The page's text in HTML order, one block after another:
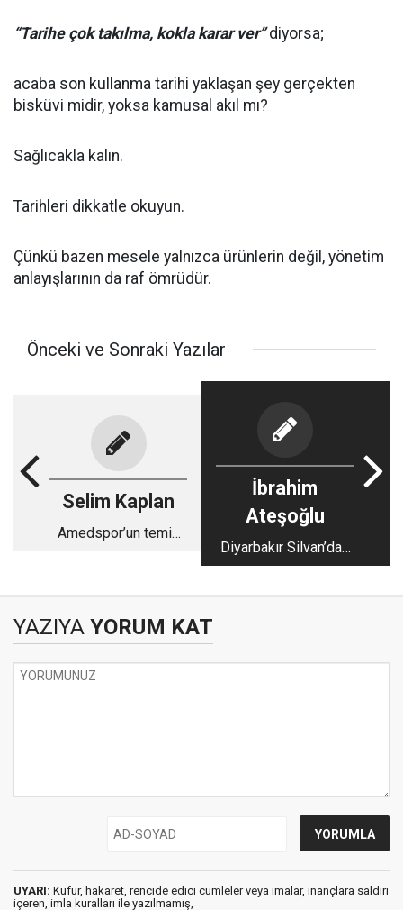
“Tarihe çok takılma, kokla karar ver”diyorsa;
acaba son kullanma tarihi yaklaşan şey gerçekten
bisküvi midir, yoksa kamusal akıl mı?
Sağlıcakla kalın.
Tarihleri dikkatle okuyun.
Çünkü bazen mesele yalnızca ürünlerin değil, yönetim
anlayışlarının da raf ömrüdür.
Önceki ve Sonraki Yazılar
Selim Kaplan
Amedspor’un temiz
İbrahim
Ateşoğlu
Diyarbakır Silvan’dan
Dünya Mutfağına
YAZIYA YORUM KAT
UYARI: Küfür, hakaret, rencide edici cümleler veya imalar, inançlara saldırı
içeren, imla kuralları ile yazılmamış,